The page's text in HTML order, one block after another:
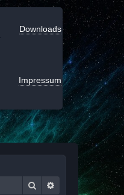
Downloads
Impressum
Suche Erweiterte Suche